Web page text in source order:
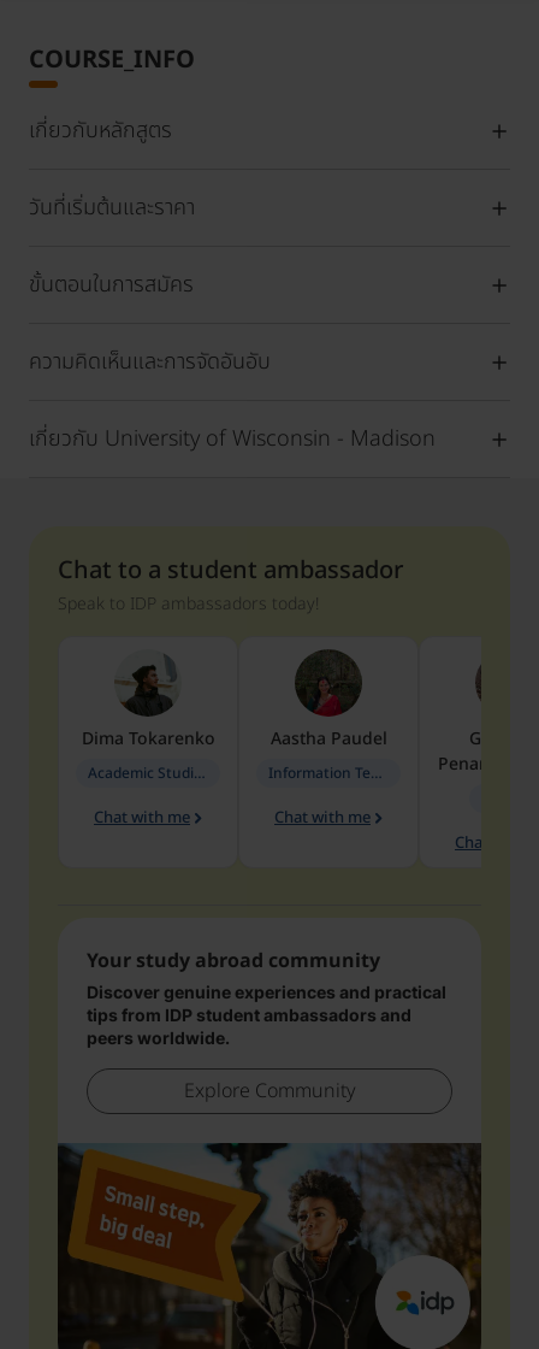
COURSE_INFO
เกี่ยวกับหลักสูตร
วันที่เริ่มต้นและราคา
ขั้นตอนในการสมัคร
ความคิดเห็นและการจัดอันอับ
เกี่ยวกับ University of Wisconsin - Madison
Chat to a student ambassador
Speak to IDP ambassadors today!
Dima Tokarenko
Academic Studies in Education
Chat with me
Aastha Paudel
Information Technology
Chat with me
Penarete
Chat with
Your study abroad community
Discover genuine experiences and practical
tips from IDP student ambassadors and
peers worldwide.
Explore Community